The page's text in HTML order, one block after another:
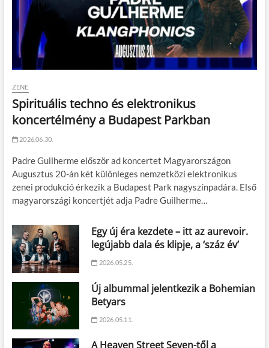
ZENE
Spirituális techno és elektronikus
koncertélmény a Budapest Parkban
2026.06.30.
Padre Guilherme először ad koncertet Magyarországon
Augusztus 20-án két különleges nemzetközi elektronikus
zenei produkció érkezik a Budapest Park nagyszínpadára. Első
magyarországi koncertjét adja Padre Guilherme…
Egy új éra kezdete – itt az aurevoir.
legújabb dala és klipje, a ‘száz év’
2026.05.25.
Új albummal jelentkezik a Bohemian
Betyars
2026.05.11.
A Heaven Street Seven-től a